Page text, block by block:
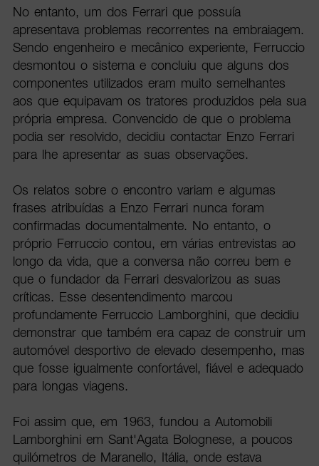
No entanto, um dos Ferrari que possuía
apresentava problemas recorrentes na embraiagem.
Sendo engenheiro e mecânico experiente, Ferruccio
desmontou o sistema e concluiu que alguns dos
componentes utilizados eram muito semelhantes
aos que equipavam os tratores produzidos pela sua
própria empresa. Convencido de que o problema
podia ser resolvido, decidiu contactar Enzo Ferrari
para lhe apresentar as suas observações.
Os relatos sobre o encontro variam e algumas
frases atribuídas a Enzo Ferrari nunca foram
confirmadas documentalmente. No entanto, o
próprio Ferruccio contou, em várias entrevistas ao
longo da vida, que a conversa não correu bem e
que o fundador da Ferrari desvalorizou as suas
críticas. Esse desentendimento marcou
profundamente Ferruccio Lamborghini, que decidiu
demonstrar que também era capaz de construir um
automóvel desportivo de elevado desempenho, mas
que fosse igualmente confortável, fiável e adequado
para longas viagens.
Foi assim que, em 1963, fundou a Automobili
Lamborghini em Sant'Agata Bolognese, a poucos
quilómetros de Maranello, Itália, onde estava